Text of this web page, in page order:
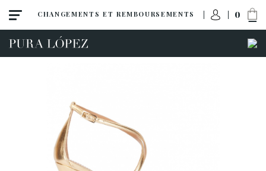
CHANGEMENTS ET REMBOURSEMENTS 0